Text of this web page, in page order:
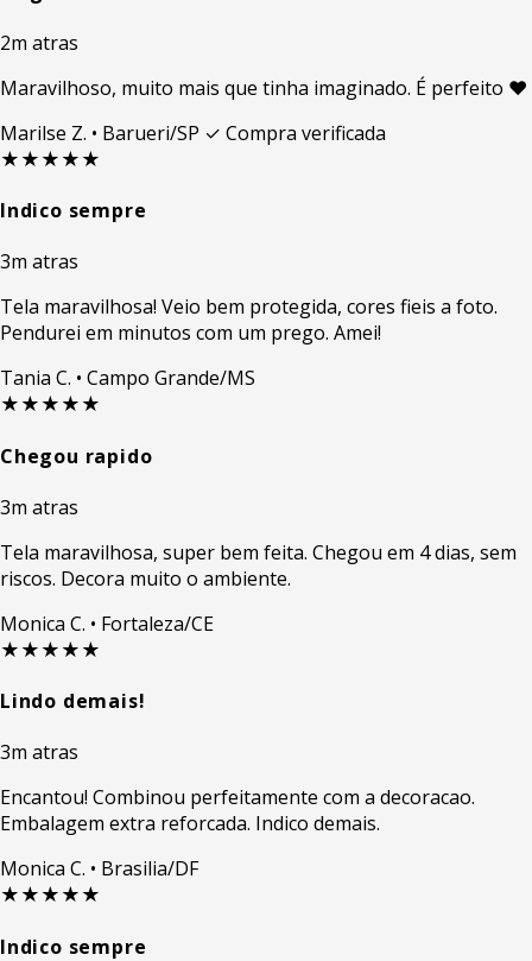
2m atras
Maravilhoso, muito mais que tinha imaginado. É perfeito ❤️
Marilse Z. • Barueri/SP ✓ Compra verificada
★★★★★
Indico sempre
3m atras
Tela maravilhosa! Veio bem protegida, cores fieis a foto.
Pendurei em minutos com um prego. Amei!
Tania C. • Campo Grande/MS
★★★★★
Chegou rapido
3m atras
Tela maravilhosa, super bem feita. Chegou em 4 dias, sem
riscos. Decora muito o ambiente.
Monica C. • Fortaleza/CE
★★★★★
Lindo demais!
3m atras
Encantou! Combinou perfeitamente com a decoracao.
Embalagem extra reforcada. Indico demais.
Monica C. • Brasilia/DF
★★★★★
Indico sempre